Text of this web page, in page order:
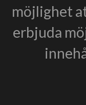
möjlighet
erbjuda